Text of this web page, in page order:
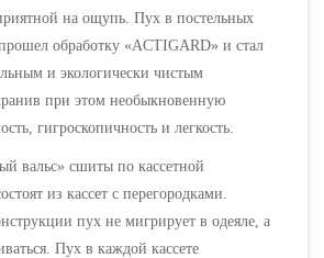
на ощупь. Пух в постельных
обработку «ACTIGARD» и стал
и экологически чистым
при этом необыкновенную
гигроскопичность и легкость.
вальс» сшиты по кассетной
из кассет с перегородками.
пух не мигрирует в одеяле, а
Пух в каждой кассете